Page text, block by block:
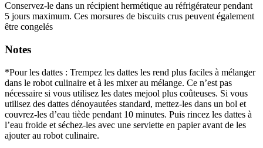
Conservez-le dans un récipient hermétique au réfrigérateur pendant
5 jours maximum. Ces morsures de biscuits crus peuvent également
être congelés
Notes
*Pour les dattes : Trempez les dattes les rend plus faciles à mélanger
dans le robot culinaire et à les mixer au mélange. Ce n’est pas
nécessaire si vous utilisez les dates mejool plus coûteuses. Si vous
utilisez des dattes dénoyautées standard, mettez-les dans un bol et
couvrez-les d’eau tiède pendant 10 minutes. Puis rincez les dattes à
l’eau froide et séchez-les avec une serviette en papier avant de les
ajouter au robot culinaire.